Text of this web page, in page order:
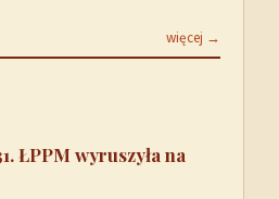
więcej →
ŁPPM wyruszyła na